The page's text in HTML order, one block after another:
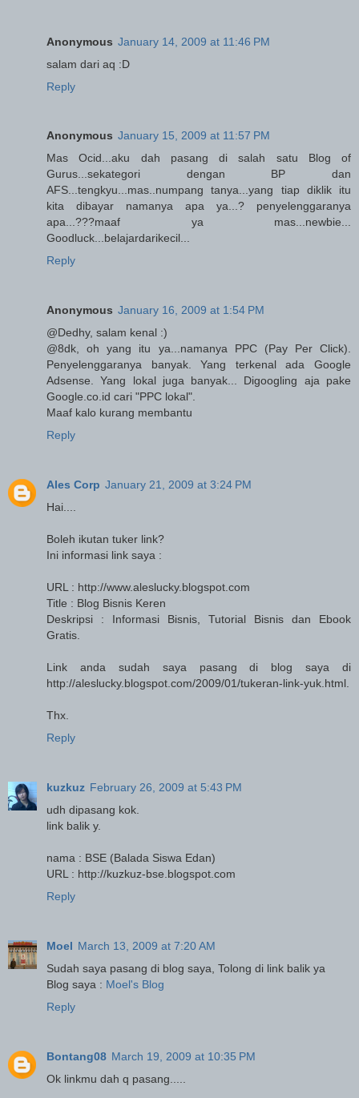
Anonymous January 14, 2009 at 11:46 PM
salam dari aq :D
Reply
Anonymous January 15, 2009 at 11:57 PM
Mas Ocid...aku dah pasang di salah satu Blog of
Gurus...sekategori dengan BP dan
AFS...tengkyu...mas..numpang tanya...yang tiap diklik itu
kita dibayar namanya apa ya...? penyelenggaranya
apa...???maaf ya mas...newbie...
Goodluck...belajardarikecil...
Reply
Anonymous January 16, 2009 at 1:54 PM
@Dedhy, salam kenal :)
@8dk, oh yang itu ya...namanya PPC (Pay Per Click).
Penyelenggaranya banyak. Yang terkenal ada Google
Adsense. Yang lokal juga banyak... Digoogling aja pake
Google.co.id cari "PPC lokal".
Maaf kalo kurang membantu
Reply
Ales Corp January 21, 2009 at 3:24 PM
Hai....
Boleh ikutan tuker link?
Ini informasi link saya :
URL : http://www.aleslucky.blogspot.com
Title : Blog Bisnis Keren
Deskripsi : Informasi Bisnis, Tutorial Bisnis dan Ebook
Gratis.
Link anda sudah saya pasang di blog saya di
http://aleslucky.blogspot.com/2009/01/tukeran-link-yuk.html.
Thx.
Reply
kuzkuz February 26, 2009 at 5:43 PM
udh dipasang kok.
link balik y.
nama : BSE (Balada Siswa Edan)
URL : http://kuzkuz-bse.blogspot.com
Reply
Moel March 13, 2009 at 7:20 AM
Sudah saya pasang di blog saya, Tolong di link balik ya
Blog saya : Moel's Blog
Reply
Bontang08 March 19, 2009 at 10:35 PM
Ok linkmu dah q pasang.....